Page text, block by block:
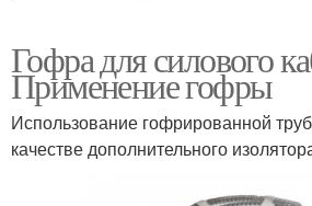
Гофра для силового
Применение гофры
Использование гофрированной
качестве дополнительного